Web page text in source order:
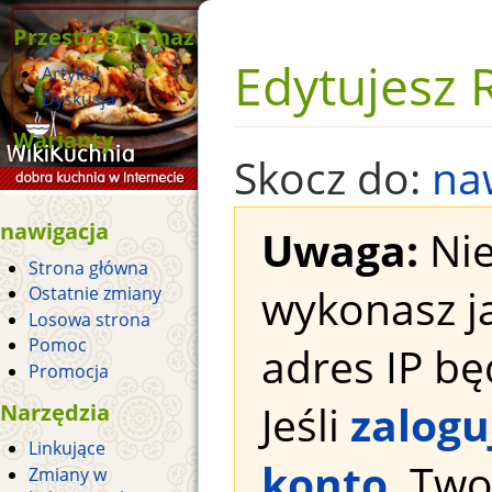
Edytujesz
Skocz do:
Uwaga:
wykonasz
adres IP
Jeśli
Przestrzenie nazw
Artykuł
Dyskusja
Warianty
nawigacja
Strona główna
Ostatnie zmiany
Losowa strona
Pomoc
Promocja
Narzędzia
Linkujące
Zmiany w